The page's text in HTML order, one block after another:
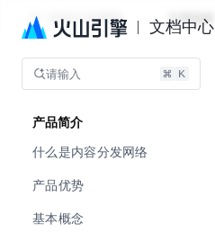
文档中心
内容分发网络 文档指南
请输入
产品简介
什么是内容分发网络
产品优势
基本概念